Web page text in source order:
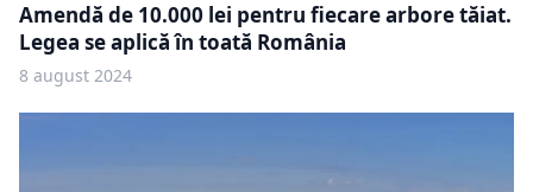
Amendă de 10.000 lei pentru fiecare arbore tăiat.
Legea se aplică în toată România
8 august 2024